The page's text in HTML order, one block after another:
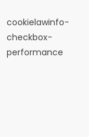
cookielawinfo-
checkbox-
performance